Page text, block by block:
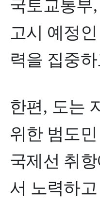
국토교통부,
고시 예정인
력을 집중
한편, 도는
위한 범도
국제선 취
서 노력하